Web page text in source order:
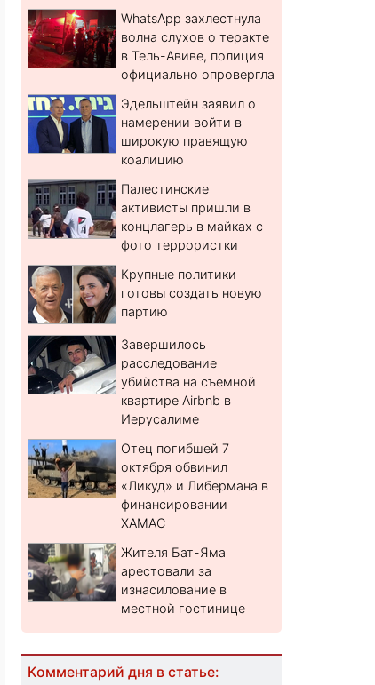
WhatsApp захлестнула
волна слухов о теракте
в Тель-Авиве, полиция
официально опровергла
Эдельштейн заявил о
намерении войти в
широкую правящую
коалицию
Палестинские
активисты пришли в
концлагерь в майках с
фото террористки
Крупные политики
готовы создать новую
партию
Завершилось
расследование
убийства на съемной
квартире Airbnb в
Иерусалиме
Отец погибшей 7
октября обвинил
«Ликуд» и Либермана в
финансировании
ХАМАС
Жителя Бат-Яма
арестовали за
изнасилование в
местной гостинице
Комментарий дня в статье: